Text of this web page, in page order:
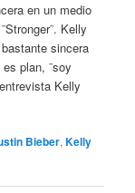
en un medio
Kelly
sincera
plan, ¨soy
Kelly
Bieber,Kelly